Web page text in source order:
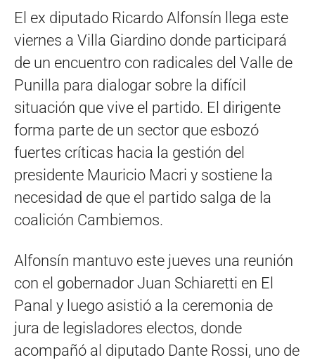
El ex diputado Ricardo Alfonsín llega este
viernes a Villa Giardino donde participará
de un encuentro con radicales del Valle de
Punilla para dialogar sobre la difícil
situación que vive el partido. El dirigente
forma parte de un sector que esbozó
fuertes críticas hacia la gestión del
presidente Mauricio Macri y sostiene la
necesidad de que el partido salga de la
coalición Cambiemos.
Alfonsín mantuvo este jueves una reunión
con el gobernador Juan Schiaretti en El
Panal y luego asistió a la ceremonia de
jura de legisladores electos, donde
acompañó al diputado Dante Rossi, uno de